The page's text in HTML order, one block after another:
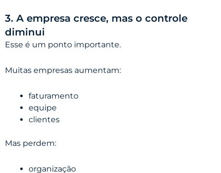
3. A empresa cresce, mas o controle
diminui
Esse é um ponto importante.
Muitas empresas aumentam:
faturamento
equipe
clientes
Mas perdem:
organização